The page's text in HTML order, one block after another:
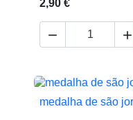
ao carrinho
2,90 €
 
 Vista
medalha de são